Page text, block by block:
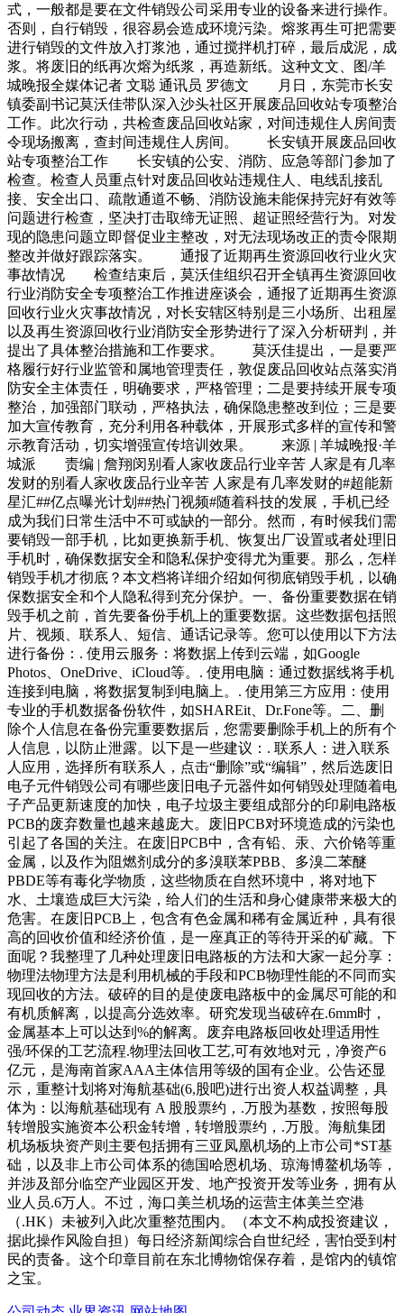
式，一般都是要在文件销毁公司采用专业的设备来进行操作。
否则，自行销毁，很容易会造成环境污染。熔浆再生可把需要
进行销毁的文件放入打浆池，通过搅拌机打碎，最后成泥，成
浆。将废旧的纸再次熔为纸浆，再造新纸。这种文文、图/羊
城晚报全媒体记者 文聪 通讯员 罗德文 月日，东莞市长安
镇委副书记莫沃佳带队深入沙头社区开展废品回收站专项整治
工作。此次行动，共检查废品回收站家，对间违规住人房间责
令现场搬离，查封间违规住人房间。 长安镇开展废品回收
站专项整治工作 长安镇的公安、消防、应急等部门参加了
检查。检查人员重点针对废品回收站违规住人、电线乱接乱
接、安全出口、疏散通道不畅、消防设施未能保持完好有效等
问题进行检查，坚决打击取缔无证照、超证照经营行为。对发
现的隐患问题立即督促业主整改，对无法现场改正的责令限期
整改并做好跟踪落实。 通报了近期再生资源回收行业火灾
事故情况 检查结束后，莫沃佳组织召开全镇再生资源回收
行业消防安全专项整治工作推进座谈会，通报了近期再生资源
回收行业火灾事故情况，对长安辖区特别是三小场所、出租屋
以及再生资源回收行业消防安全形势进行了深入分析研判，并
提出了具体整治措施和工作要求。 莫沃佳提出，一是要严
格履行好行业监管和属地管理责任，敦促废品回收站点落实消
防安全主体责任，明确要求，严格管理；二是要持续开展专项
整治，加强部门联动，严格执法，确保隐患整改到位；三是要
加大宣传教育，充分利用各种载体，开展形式多样的宣传和警
示教育活动，切实增强宣传培训效果。 来源 | 羊城晚报·羊
城派 责编 | 詹翔闵别看人家收废品行业辛苦 人家是有几率
发财的别看人家收废品行业辛苦 人家是有几率发财的#超能新
星汇##亿点曝光计划##热门视频#随着科技的发展，手机已经
成为我们日常生活中不可或缺的一部分。然而，有时候我们需
要销毁一部手机，比如更换新手机、恢复出厂设置或者处理旧
手机时，确保数据安全和隐私保护变得尤为重要。那么，怎样
销毁手机才彻底？本文档将详细介绍如何彻底销毁手机，以确
保数据安全和个人隐私得到充分保护。一、备份重要数据在销
毁手机之前，首先要备份手机上的重要数据。这些数据包括照
片、视频、联系人、短信、通话记录等。您可以使用以下方法
进行备份：. 使用云服务：将数据上传到云端，如Google
Photos、OneDrive、iCloud等。. 使用电脑：通过数据线将手机
连接到电脑，将数据复制到电脑上。. 使用第三方应用：使用
专业的手机数据备份软件，如SHAREit、Dr.Fone等。二、删
除个人信息在备份完重要数据后，您需要删除手机上的所有个
人信息，以防止泄露。以下是一些建议：. 联系人：进入联系
人应用，选择所有联系人，点击“删除”或“编辑”，然后选废旧
电子元件销毁公司有哪些废旧电子元器件如何销毁处理随着电
子产品更新速度的加快，电子垃圾主要组成部分的印刷电路板
PCB的废弃数量也越来越庞大。废旧PCB对环境造成的污染也
引起了各国的关注。在废旧PCB中，含有铅、汞、六价铬等重
金属，以及作为阻燃剂成分的多溴联苯PBB、多溴二苯醚
PBDE等有毒化学物质，这些物质在自然环境中，将对地下
水、土壤造成巨大污染，给人们的生活和身心健康带来极大的
危害。在废旧PCB上，包含有色金属和稀有金属近种，具有很
高的回收价值和经济价值，是一座真正的等待开采的矿藏。下
面呢？我整理了几种处理废旧电路板的方法和大家一起分享：
物理法物理方法是利用机械的手段和PCB物理性能的不同而实
现回收的方法。破碎的目的是使废电路板中的金属尽可能的和
有机质解离，以提高分选效率。研究发现当破碎在.6mm时，
金属基本上可以达到%的解离。废弃电路板回收处理适用性
强/环保的工艺流程.物理法回收工艺,可有效地对元，净资产6
亿元，是海南首家AAA主体信用等级的国有企业。公告还显
示，重整计划将对海航基础(6,股吧)进行出资人权益调整，具
体为：以海航基础现有 A 股股票约，.万股为基数，按照每股
转增股实施资本公积金转增，转增股票约，.万股。海航集团
机场板块资产则主要包括拥有三亚凤凰机场的上市公司*ST基
础，以及非上市公司体系的德国哈恩机场、琼海博鳌机场等，
并涉及部分临空产业园区开发、地产投资开发等业务，拥有从
业人员.6万人。不过，海口美兰机场的运营主体美兰空港
（.HK）未被列入此次重整范围内。（本文不构成投资建议，
据此操作风险自担）每日经济新闻综合自世纪经，害怕受到村
民的责备。这个印章目前在东北博物馆保存着，是馆内的镇馆
之宝。